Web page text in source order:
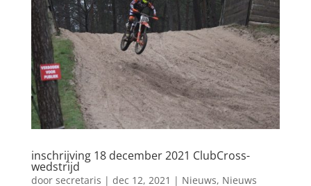
inschrijving 18 december 2021 ClubCross-
wedstrijd
door secretaris | dec 12, 2021 | Nieuws, Nieuws